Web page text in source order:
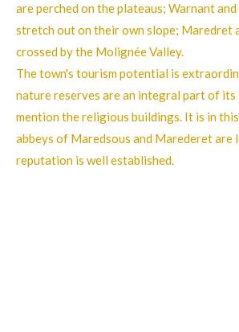
are perched on the plateaus; Warnant
stretch out on their own slope; Maredret
crossed by the Molignée Valley.
The town's tourism potential is
nature reserves are an integral part of its
mention the religious buildings. It is in
abbeys of Maredsous and Marederet are
reputation is well established.